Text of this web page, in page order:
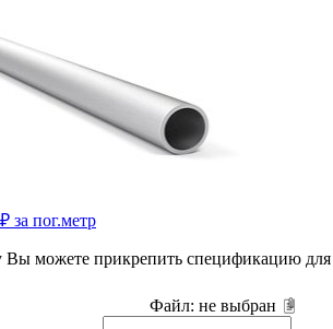
за пог.метр
Вы можете прикрепить спецификацию для
Файл: не выбран